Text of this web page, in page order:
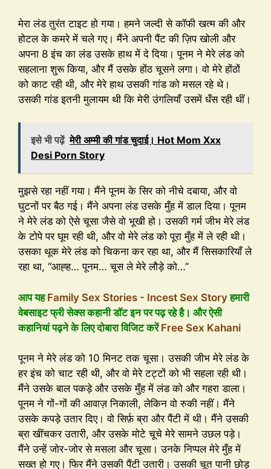
मेरा लंड तुरंत टाइट हो गया। हमने जल्दी से कॉफी खत्म की और
होटल के कमरे में चले गए। मैंने अपनी पैंट की ज़िप खोली और
अपना 8 इंच का लंड उसके हाथ में दे दिया। पूनम ने मेरे लंड को
सहलाना शुरू किया, और मैं उसके होंठ चूसने लगा। वो मेरे होंठों
को काट रही थी, और मेरे हाथ उसकी गांड को मसल रहे थे।
उसकी गांड इतनी मुलायम थी कि मेरी उंगलियाँ उसमें धँस रही थीं।
इसे भी पढ़ें मेरी अम्मी की गांड चुदाई। Hot Mom Xxx
Desi Porn Story
मुझसे रहा नहीं गया। मैंने पूनम के सिर को नीचे दबाया, और वो
घुटनों पर बैठ गई। मैंने अपना लंड उसके मुँह में डाल दिया। पूनम
ने मेरे लंड को ऐसे चूसा जैसे वो भूखी हो। उसकी गर्म जीभ मेरे लंड
के टोपे पर घूम रही थी, और वो मेरे लंड को पूरा मुँह में ले रही थी।
उसका थूक मेरे लंड को चिकना कर रहा था, और मैं सिसकारियाँ ले
रहा था, “आह्ह… पूनम… चूस ले मेरे लौड़े को…”
आप यहFamily Sex Stories - Incest Sex Storyहमारी
वेबसाइट फ्री सेक्स कहानी डॉट इन पर पढ़ रहे है। और ऐसी
कहानियां पढ़ने के लिए दोबारा विजिट करेंFree Sex Kahani
पूनम ने मेरे लंड को 10 मिनट तक चूसा। उसकी जीभ मेरे लंड के
हर इंच को चाट रही थी, और वो मेरे टट्टों को भी सहला रही थी।
मैंने उसके बाल पकड़े और उसके मुँह में लंड को और गहरा डाला।
पूनम ने गों-गों की आवाज़ निकाली, लेकिन वो रुकी नहीं। मैंने
उसके कपड़े उतार दिए। वो सिर्फ़ ब्रा और पैंटी में थी। मैंने उसकी
ब्रा खींचकर उतारी, और उसके मोटे चूचे मेरे सामने उछल पड़े।
मैंने उन्हें जोर-जोर से मसला और चूसा। उनके निप्पल मेरे मुँह में
सख्त हो गए। फिर मैंने उसकी पैंटी उतारी। उसकी चूत पानी छोड़